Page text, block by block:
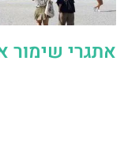
אתגרי שימור